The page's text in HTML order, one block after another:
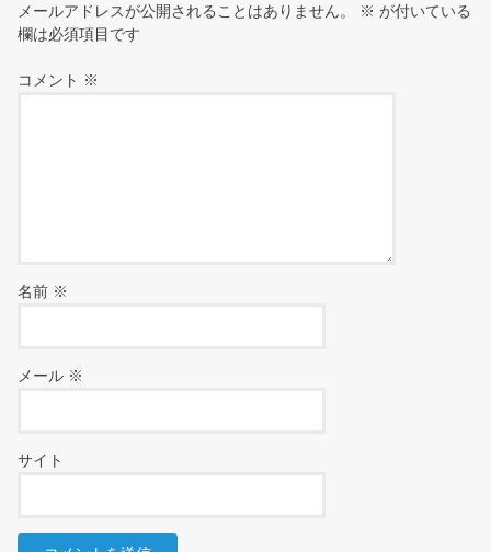
メールアドレスが公開されることはありません。 ※ が付いている
欄は必須項目です
コメント ※
名前 ※
メール ※
サイト